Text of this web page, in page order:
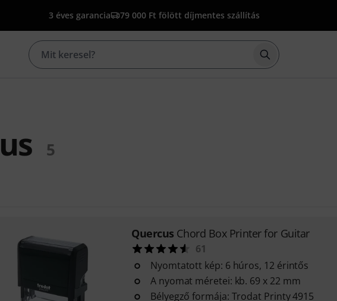
3 éves garancia 79 000 Ft fölött díjmentes szállítás
Keresés
5
Quercus Chord Box Printer for Guitar
61
Nyomtatott kép: 6 húros, 12 érintős
A nyomat méretei: kb. 69 x 22 mm
Bélyegző formája: Trodat Printy 4915